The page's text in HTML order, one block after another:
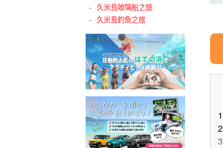
久米島玻璃船之旅
久米島釣魚之旅
1
2
3